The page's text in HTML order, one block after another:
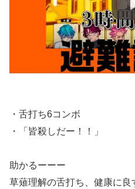
・舌打ち6コンボ
・「皆殺しだー！！」
助かるーーー
草薙理解の舌打ち、健康に良